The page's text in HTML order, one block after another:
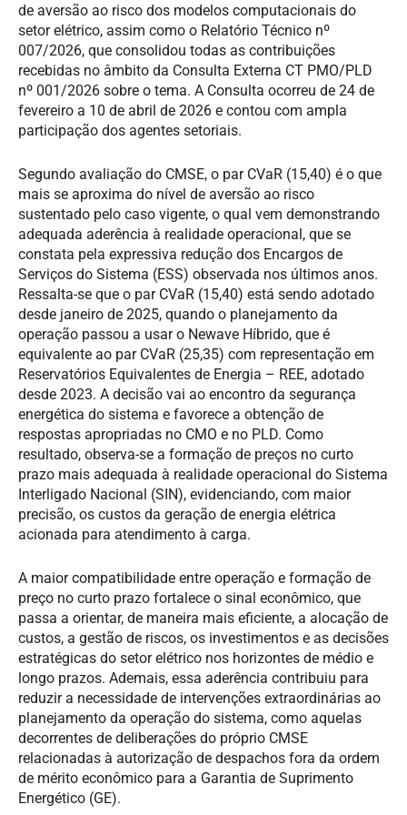
de aversão ao risco dos modelos computacionais do
setor elétrico, assim como o Relatório Técnico nº
007/2026, que consolidou todas as contribuições
recebidas no âmbito da Consulta Externa CT PMO/PLD
nº 001/2026 sobre o tema. A Consulta ocorreu de 24 de
fevereiro a 10 de abril de 2026 e contou com ampla
participação dos agentes setoriais.
Segundo avaliação do CMSE, o par CVaR (15,40) é o que
mais se aproxima do nível de aversão ao risco
sustentado pelo caso vigente, o qual vem demonstrando
adequada aderência à realidade operacional, que se
constata pela expressiva redução dos Encargos de
Serviços do Sistema (ESS) observada nos últimos anos.
Ressalta-se que o par CVaR (15,40) está sendo adotado
desde janeiro de 2025, quando o planejamento da
operação passou a usar o Newave Híbrido, que é
equivalente ao par CVaR (25,35) com representação em
Reservatórios Equivalentes de Energia – REE, adotado
desde 2023. A decisão vai ao encontro da segurança
energética do sistema e favorece a obtenção de
respostas apropriadas no CMO e no PLD. Como
resultado, observa-se a formação de preços no curto
prazo mais adequada à realidade operacional do Sistema
Interligado Nacional (SIN), evidenciando, com maior
precisão, os custos da geração de energia elétrica
acionada para atendimento à carga.
A maior compatibilidade entre operação e formação de
preço no curto prazo fortalece o sinal econômico, que
passa a orientar, de maneira mais eficiente, a alocação de
custos, a gestão de riscos, os investimentos e as decisões
estratégicas do setor elétrico nos horizontes de médio e
longo prazos. Ademais, essa aderência contribuiu para
reduzir a necessidade de intervenções extraordinárias ao
planejamento da operação do sistema, como aquelas
decorrentes de deliberações do próprio CMSE
relacionadas à autorização de despachos fora da ordem
de mérito econômico para a Garantia de Suprimento
Energético (GE).